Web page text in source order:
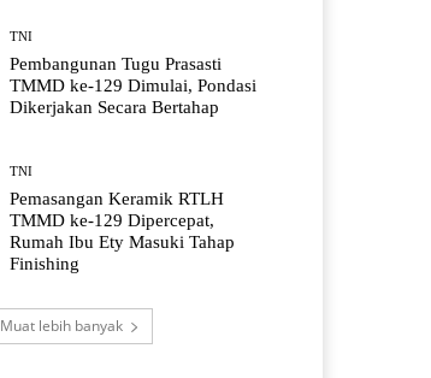
TNI
Pembangunan Tugu Prasasti
TMMD ke-129 Dimulai, Pondasi
Dikerjakan Secara Bertahap
TNI
Pemasangan Keramik RTLH
TMMD ke-129 Dipercepat,
Rumah Ibu Ety Masuki Tahap
Finishing
Muat lebih banyak